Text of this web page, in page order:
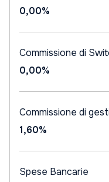
0,00%
Commissione di
0,00%
Commissione di
1,60%
Spese Bancarie